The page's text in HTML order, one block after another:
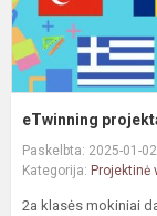
eTwinning
Paskelbta: 2025-01-02
Kategorija: Projektinė
2a klasės mokiniai